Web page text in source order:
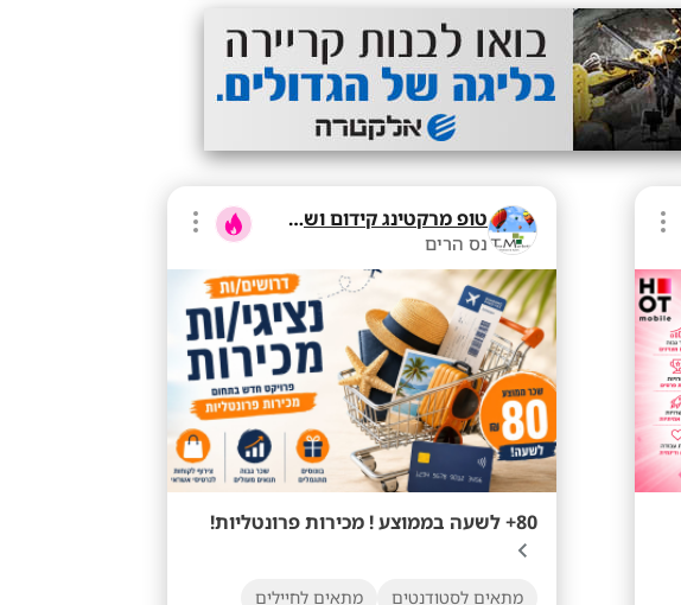
טופ מרקטינג קידום ושיווק בע"מ
נס הרים
80+ לשעה בממוצע ! מכירות פרונטליות!
מתאים לסטודנטים מתאים לחיילים